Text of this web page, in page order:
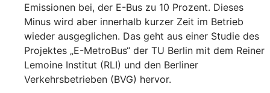
Emissionen bei, der E-Bus zu 10 Prozent. Dieses
Minus wird aber innerhalb kurzer Zeit im Betrieb
wieder ausgeglichen. Das geht aus einer Studie des
Projektes „E-MetroBus“ der TU Berlin mit dem Reiner
Lemoine Institut (RLI) und den Berliner
Verkehrsbetrieben (BVG) hervor.